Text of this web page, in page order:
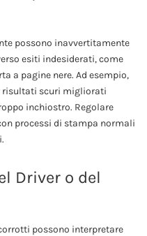
possono inavvertitamente
esiti indesiderati, come
a pagine nere. Ad esempio,
risultati scuri migliorati
inchiostro. Regolare
processi di stampa normali
Driver o del
possono interpretare